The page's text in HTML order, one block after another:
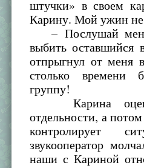
штучки» в своем
Карину. Мой ужин
– Послушай
выбить оставшийся
отпрыгнул от
столько времени
группу!
Карина
отдельности, а
контролирует
звукооператор
наши с Кариной